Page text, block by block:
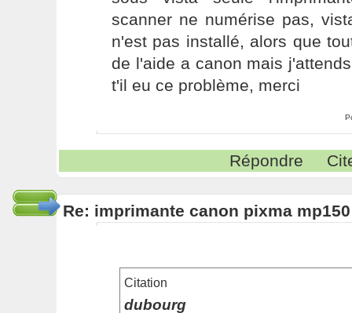
scanner ne numérise pas,
n'est pas installé, alors que
de l'aide a canon mais
t'il eu ce problème, merci
Répondre
Re: imprimante canon pixma mp150
Citation
dubourg